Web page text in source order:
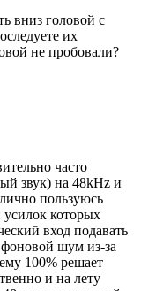
вниз головой с
их
не пробовали?
часто
звук) на 48kHz и
пользуюсь
которых
вход подавать
шум из-за
100% решает
и на лету